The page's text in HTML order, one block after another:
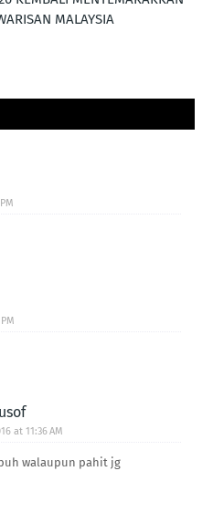
MALAYSIA
at 11:36 AM
walaupun pahit jg